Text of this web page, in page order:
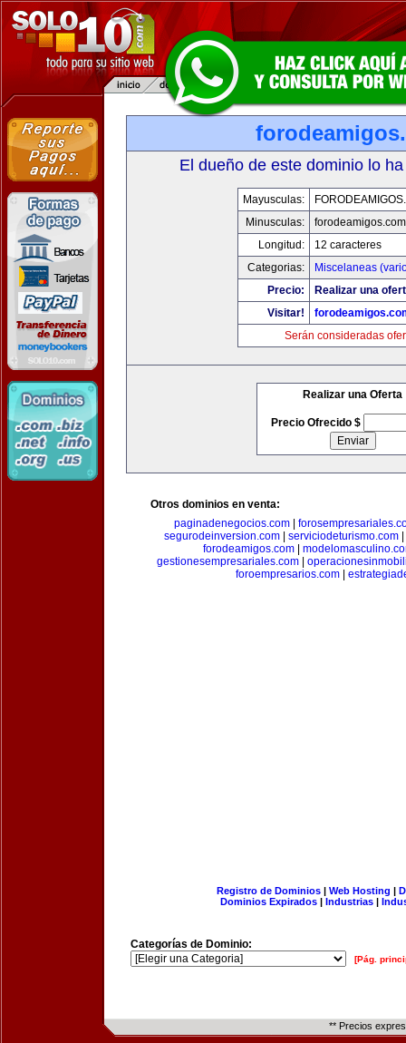
El dueño de este dominio lo
Mayusculas:
Minusculas:
forodeamigos.com
Longitud:
12 caracteres
Categorias:
Miscelaneas
Precio:
Realizar una
Visitar!
Serán consideradas
Realizar una Oferta
Precio Ofrecido $
Otros dominios en venta:
paginadenegocios.com
segurodeinversion.com| serviciodeturismo.com|
forodeamigos.com
gestionesempresariales.com
foroempresarios.com
Registro de Dominios| Web Hosting |
Dominios Expirados | Industrias |
Categorías de Dominio:
[Pág.
** Precios